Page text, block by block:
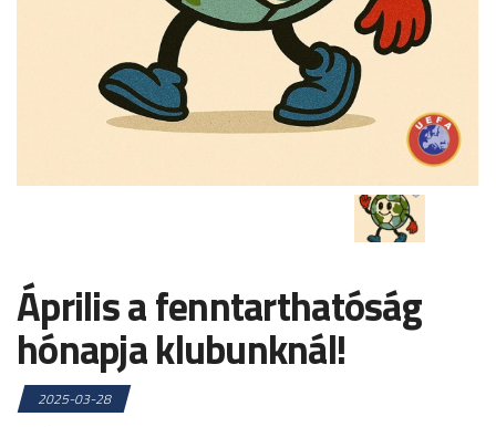
Április a fenntarthatóság
hónapja klubunknál!
2025-03-28